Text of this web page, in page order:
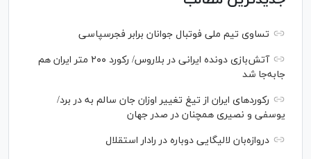
تساوی تیم ملی فوتبال جوانان برابر فجرسپاسی
آتش‌بازی دونده ایرانی در بلاروس/ رکورد ۲۰۰ متر ایران هم
جابه‌جا شد
رکورد‌های ایران از تیغ تغییر اوزان جان سالم به در برد/
یوسفی و نصیری همچنان در صدر جهان
دروازه‌بان لالیگایی دوباره در رادار استقلال